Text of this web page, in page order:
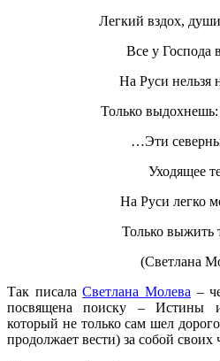
Легкий вздох,
Все у Господа
На Руси нельзя
Только
…Эти
Уходящее
На Руси легко
Только выжить
(Светлана
Так писалаСветлана Молева –
посвящена поиску – Истины
который не только сам шел
продолжает вести) за собой своих